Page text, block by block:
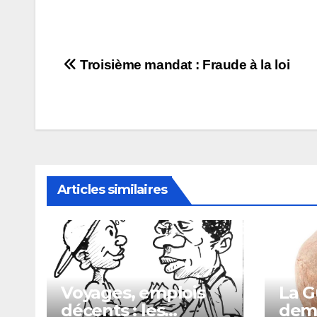
Navigation
l’article
Troisième mandat : Fraude à la loi
Articles similaires
Voyages, emplois
décents : les
La